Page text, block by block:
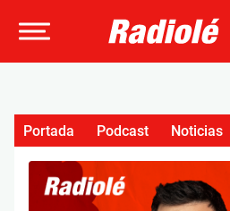
Portada Podcast Noticias